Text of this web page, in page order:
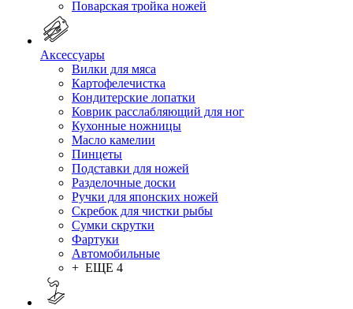
Поварская тройка ножей
Аксессуары
Вилки для мяса
Картофелечистка
Кондитерские лопатки
Коврик расслабляющий для ног
Кухонные ножницы
Масло камелии
Пинцеты
Подставки для ножей
Разделочные доски
Ручки для японских ножей
Скребок для чистки рыбы
Сумки скрутки
Фартуки
Автомобильные
+ ЕЩЕ 4